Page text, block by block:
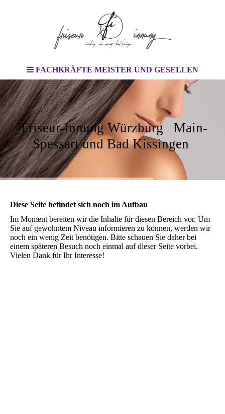
FACHKRÄFTE MEISTER UND GESELLEN
Friseur-Innung Würzburg Main-
Spessart und Bad Kissingen
Diese Seite befindet sich noch im Aufbau
Im Moment bereiten wir die Inhalte für diesen Bereich vor. Um
Sie auf gewohntem Niveau informieren zu können, werden wir
noch ein wenig Zeit benötigen. Bitte schauen Sie daher bei
einem späteren Besuch noch einmal auf dieser Seite vorbei.
Vielen Dank für Ihr Interesse!